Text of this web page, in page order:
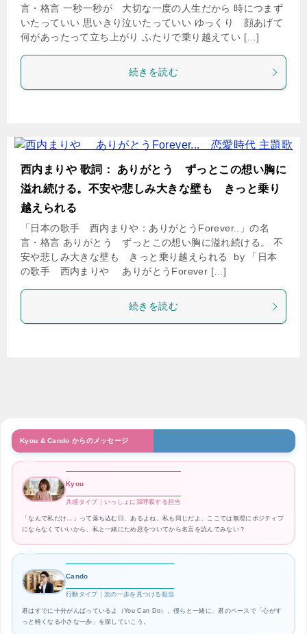
言・格言 一秒一秒が 大切な一度の人生だから 時につまず
いたっていい 思いきり泣いたっていい ゆっくり 顔あげて
何があったって立ち上がり ふたりで乗り越えてい […]
続きを読む
西内まりや 歌詞： ありがとう ずっとこの想い胸に
溢れ続ける。不安や悲しみ大きな壁も きっと乗り
越えられる
「日本の歌手 西内まりや：ありがとうForever..」の名
言・格言 ありがとう ずっとこの想い胸に溢れ続ける。 不
安や悲しみ大きな壁も きっと乗り越えられる by 「日本
の歌手 西内まりや ありがとうForever […]
続きを読む
Kyou & Cando からのメッセージ
Kyou
共感タイプ｜いっしょに深呼吸する担当
「なんで私だけ…」って落ち込む日、あるよね。私も同じだよ。ここでは無理にポジティブ
にならなくていいから、私と一緒にため息をついてから名言を読んでみない？
Cando
行動タイプ｜次の一歩を見つける担当
君はすでに十分がんばっているよ（You Can Do）。僕らと一緒に、君のペースで「心がす
っと軽くなる小さな一歩」を探していこう。